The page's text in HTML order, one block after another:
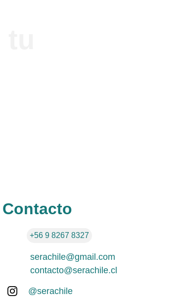
Contacto
serachile@gmail.com
contacto@serachile.cl
@serachile
+56 9 8267 8327